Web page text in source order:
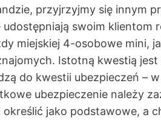
przyjrzyjmy się innym
swoim klientom
miejskiej 4-osobowe mini,
Istotną kwestią
do kwestii ubezpieczeń –
ubezpieczenie należy
jako podstawowe, a